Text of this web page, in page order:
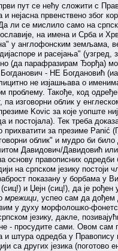
пут се нећу сложити с
и нејасна првенствено због
ли се мислило само на
на имена и Срба и
у англофонским земљама,
и расејања"
(да парафразирам Ђорђа)
- НЕ Богдановић
не изјашњава о
проблему. Такође, код
па изговорни облик у
Kovic за које уопште
и постојала). Тек треба
прихватити за презиме Panić
облик" и мудро би
Давидович/Давидовић
основу правописних
на српском језику
показану у борбама у
и Џејн (сиц!), да је
мрежици , успео сам да дођем
у духу морфолошко-
језику, дакле,
- просудите сами. Овом сам
и штура одредба у Правопису
са других језика (поготово